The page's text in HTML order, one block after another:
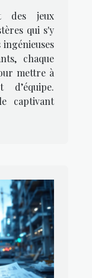
des jeux
qui s'y
chaque
mettre à
captivant